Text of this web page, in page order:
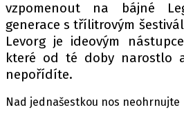
vzpomenout na bájné
generace s třílitrovým
Levorg je ideovým
které od té doby narostlo
nepořídíte.
Nad jednašestkou nos neohrnujte